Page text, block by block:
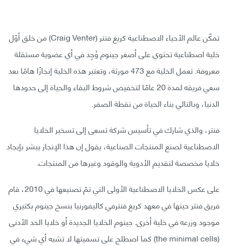
تمكّن عالم الأحياء الاصطناعية كريغ فنتر (Craig Venter) من خلق أوّل
خلية اصطناعية تحتوي على أصغر جينوم وُجِد في أي عضوية مستقلة
معروفة. تعمل الخلية مع 473 مورثة، وتعتبر هذه الخلية إنجازًا هامًا بعد
سعي فريقه لمدة 20 عامًا لتخفيض شروط البقاء والحياة إلى حدودها
الدنيا، وبالتالي بناء الحياة من نقطة الصفر.
فنتر، والذي شارك في تأسيس شركة تسعى إلى تسخير الخلايا
الاصطناعية لصنع المنتجات الصناعية، يقول إن هذا الإنجاز يبشر بإيجاد
خلايا مخصصة لتقديم الأدوية والوقود وغيرها من المنتجات.
على عكس الخلايا الاصطناعية الأولى التي تمّ تصنيعها في 2010، قام
فريق فنتر حينها في معهد كريغ فنترفي كاليفورنيا بنسخ جينوم بكتيري
موجود وزرعه في خلية أخرى. جينوم الخلايا الجديدة أو خلايا الحد الأدنى
(the minimal cells) كما اصطلح على تسميتها لا تشبه أي شيء في